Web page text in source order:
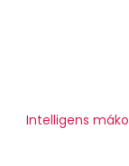
Intelligens